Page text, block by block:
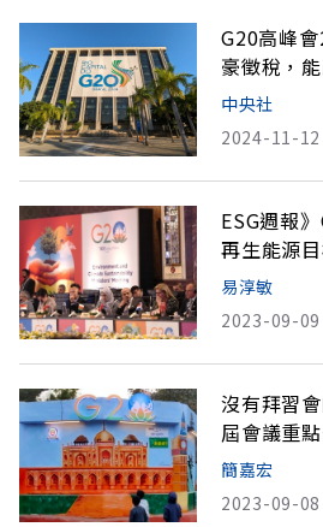
G20高峰
豪徵稅，
遷嗎？
中央社
2024-11-12
ESG週報
再生能源
易淳敏
2023-09-09
沒有拜習
屆會議重
簡嘉宏
2023-09-08